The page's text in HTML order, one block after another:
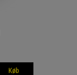
Køb